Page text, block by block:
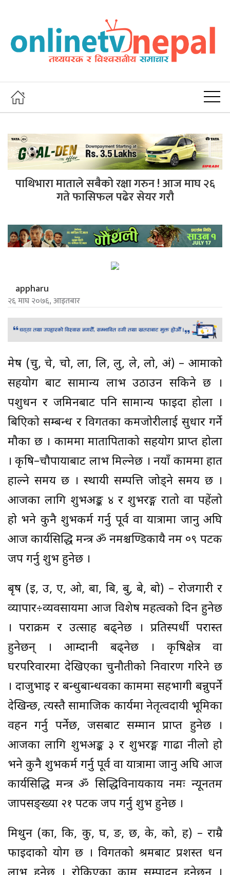
पाथिभारा माताले सबैको रक्षा गरुन ! आज माघ २६
गते फासिफल पढेर सेयर गरौ
appharu
२६ माघ २०७६, आइतबार
मेष (चु, चे, चो, ला, लि, लु, ले, लो, अं) – आमाको
सहयोग बाट सामान्य लाभ उठाउन सकिने छ ।
पशुधन र जमिनबाट पनि सामान्य फाइदा होला ।
बिग्रिएको सम्बन्ध र विगतका कमजोरीलाई सुधार गर्ने
मौका छ । काममा मातापिताको सहयोग प्राप्त होला
। कृषि–चौपायाबाट लाभ मिल्नेछ । नयाँ काममा हात
हाल्ने समय छ । स्थायी सम्पत्ति जोड्ने समय छ ।
आजका लागि शुभअङ्क ४ र शुभरङ्ग रातो वा पहेंलो
हो भने कुनै शुभकर्म गर्नु पूर्व वा यात्रामा जानु अघि
आज कार्यसिद्धि मन्त्र ॐ नमश्चण्डिकायै नम ०९ पटक
जप गर्नु शुभ हुनेछ ।
बृष (इ, उ, ए, ओ, बा, बि, बु, बे, बो) – रोजगारी र
व्यापार÷व्यवसायमा आज विशेष महत्वको दिन हुनेछ
। पराक्रम र उत्साह बढ्नेछ । प्रतिस्पर्धी परास्त
हुनेछन् । आम्दानी बढ्नेछ । कृषिक्षेत्र वा
घरपरिवारमा देखिएका चुनौतीको निवारण गरिने छ
। दाजुभाइ र बन्धुबान्धवका काममा सहभागी बन्नुपर्ने
देखिन्छ, त्यस्तै सामाजिक कार्यमा नेतृत्वदायी भूमिका
वहन गर्नु पर्नेछ, जसबाट सम्मान प्राप्त हुनेछ ।
आजका लागि शुभअङ्क ३ र शुभरङ्ग गाढा नीलो हो
भने कुनै शुभकर्म गर्नु पूर्व वा यात्रामा जानु अघि आज
कार्यसिद्धि मन्त्र ॐ सिद्धिविनायकाय नमः न्यूनतम
जापसङ्ख्या २१ पटक जप गर्नु शुभ हुनेछ ।
मिथुन (का, कि, कु, घ, ङ, छ, के, को, ह) – राम्रै
फाइदाको योग छ । विगतको श्रमबाट प्रशस्त धन